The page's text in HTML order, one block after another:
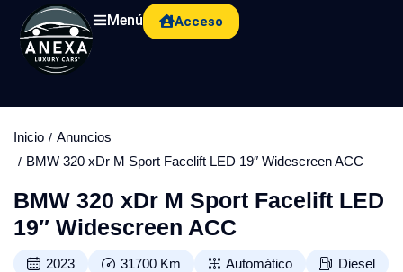
Menú Acceso
Inicio
Anuncios
BMW 320 xDr M Sport Facelift LED 19″ Widescreen ACC
BMW 320 xDr M Sport Facelift LED
19″ Widescreen ACC
2023 31700 Km Automático Diesel